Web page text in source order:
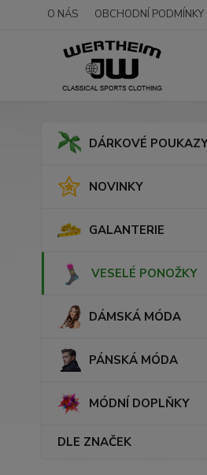
O NÁS OBCHODNÍ PODMÍNKY
DÁRKOVÉ
NOVINKY
GALANTERIE
VESELÉ PONOŽKY
DÁMSKÁ MÓDA
PÁNSKÁ MÓDA
MÓDNÍ DOPLŇKY
DLE ZNAČEK